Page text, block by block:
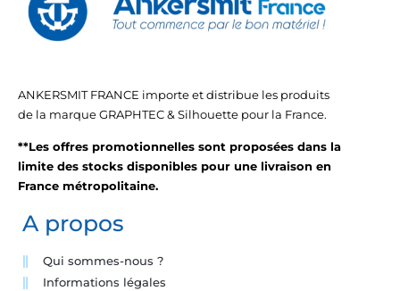
ANKERSMIT FRANCE importe et distribue les produits
de la marque GRAPHTEC & Silhouette pour la France.
**Les offres promotionnelles sont proposées dans la
limite des stocks disponibles pour une livraison en
France métropolitaine.
A propos
Qui sommes-nous ?
Informations légales